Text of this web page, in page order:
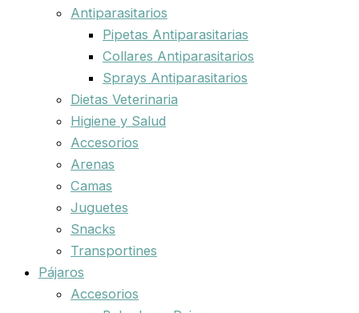
Antiparasitarios
Pipetas Antiparasitarias
Collares Antiparasitarios
Sprays Antiparasitarios
Dietas Veterinaria
Higiene y Salud
Accesorios
Arenas
Camas
Juguetes
Snacks
Transportines
Pájaros
Accesorios